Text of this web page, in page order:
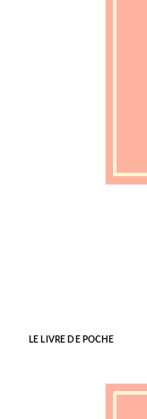
LE LIVRE DE POCHE